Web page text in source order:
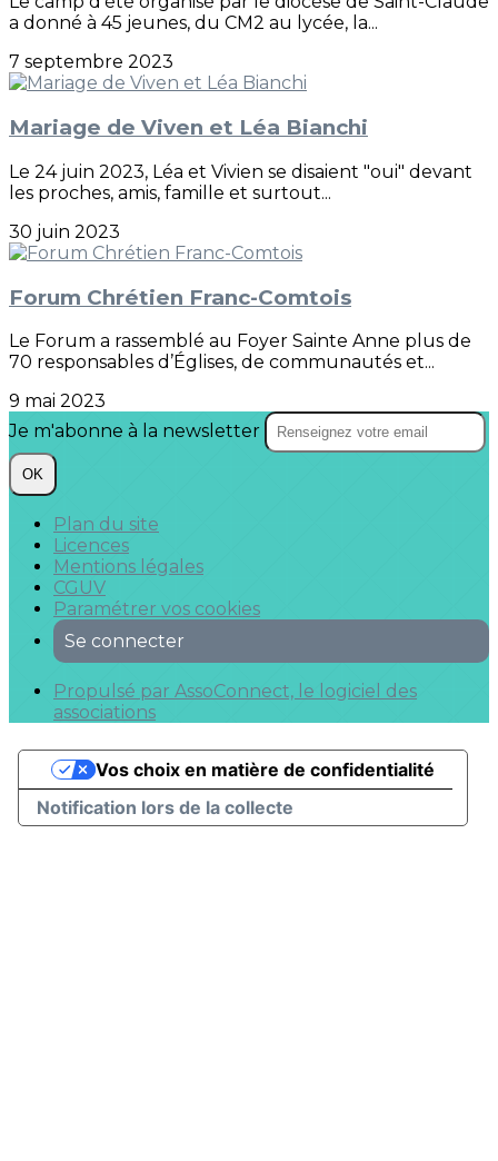
a donné à 45 jeunes, du CM2 au lycée, la...
7 septembre 2023
Mariage de Viven et Léa Bianchi
Le 24 juin 2023, Léa et Vivien se disaient "oui" devant
les proches, amis, famille et surtout...
30 juin 2023
Forum Chrétien Franc-Comtois
Le Forum a rassemblé au Foyer Sainte Anne plus de
70 responsables d’Églises, de communautés et...
9 mai 2023
Je m'abonne à la newsletter
OK
Plan du site
Licences
Mentions légales
CGUV
Paramétrer vos cookies
Se connecter
Propulsé par AssoConnect, le logiciel des
associations
Notification lors de la collecte
Vos choix en matière de confidentialité